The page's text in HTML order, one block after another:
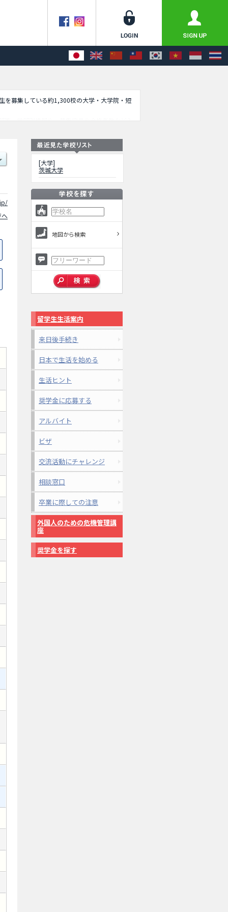
を募集している約1,300校の大学・大学院・短
等、学部別情報や、募集定員や合格者数など入
へ
[大学]
茨城大学
地図から検索
留学生生活案内
来日後手続き
日本で生活を始める
生活ヒント
奨学金に応募する
アルバイト
ビザ
交流活動にチャレンジ
相談窓口
卒業に際しての注意
外国人のための危機管理講
座
奨学金を探す